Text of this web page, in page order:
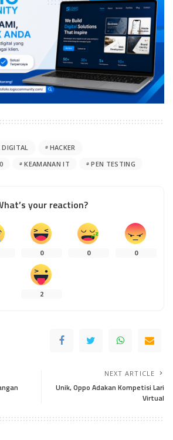
DIGITAL
HACKER
KEAMANAN IT PEN TESTING
your reaction?
0 0 0
2
NEXT ARTICLE
Unik, Oppo Adakan Kompetisi Lari
Virtual